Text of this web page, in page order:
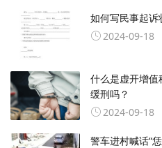
如何写民事起诉
2024-09-18
什么是虚开增值
缓刑吗？
2024-09-18
警车进村喊话“